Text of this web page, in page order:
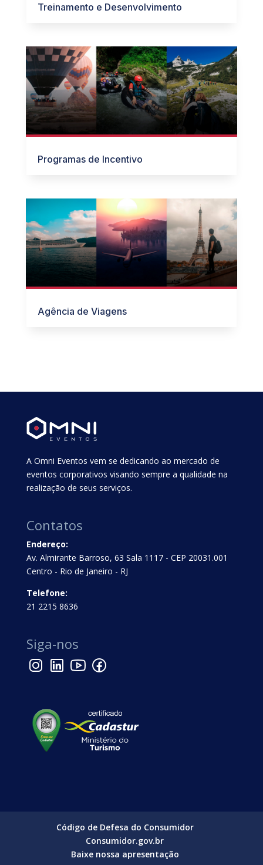
Treinamento e Desenvolvimento
Programas de Incentivo
Agência de Viagens
A Omni Eventos vem se dedicando ao mercado de
eventos corporativos visando sempre a qualidade na
realização de seus serviços.
Contatos
Endereço:
Av. Almirante Barroso, 63 Sala 1117 - CEP 20031.001
Centro - Rio de Janeiro - RJ
Telefone:
21 2215 8636
Siga-nos
Código de Defesa do Consumidor
Consumidor.gov.br
Baixe nossa apresentação